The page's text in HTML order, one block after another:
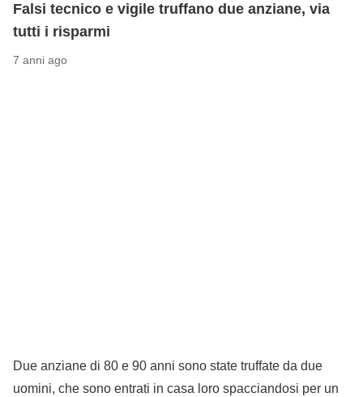
Falsi tecnico e vigile truffano due anziane, via
tutti i risparmi
7 anni ago
Due anziane di 80 e 90 anni sono state truffate da due
uomini, che sono entrati in casa loro spacciandosi per un